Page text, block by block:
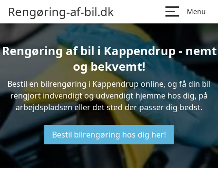
Rengøring-af-bil.dk Menu
Rengøring af bil i Kappendrup - nemt
og bekvemt!
Bestil en bilrengøring i Kappendrup online, og få din bil
rengjort indvendigt og udvendigt hjemme hos dig, på
arbejdspladsen eller det sted der passer dig bedst.
Bestil bilrengøring hos dig her!